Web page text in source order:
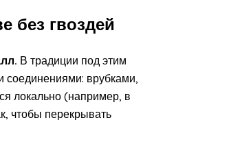
без гвоздей
В традиции под этим
врубками,
локально (например, в
чтобы перекрывать